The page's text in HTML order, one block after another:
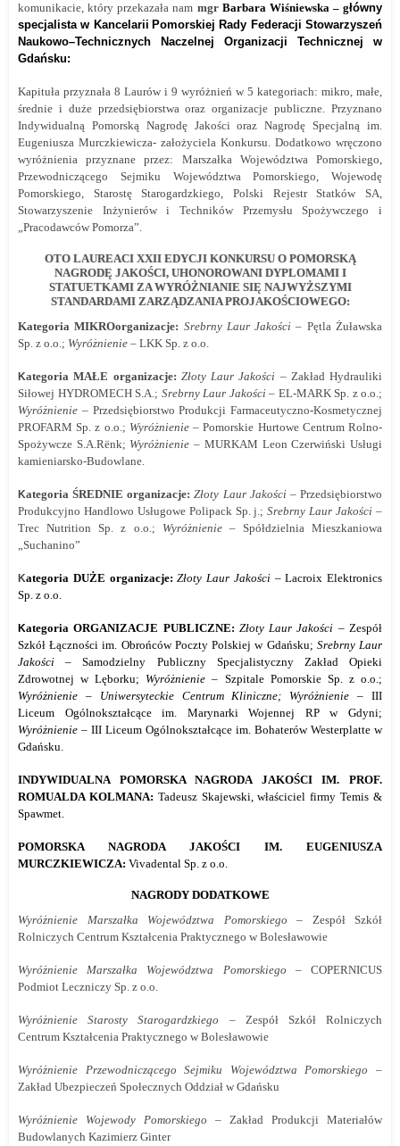
komunikacie, który przekazała nam mgr Barbara Wiśniewska – główny
specjalistaw Kancelarii Pomorskiej Rady Federacji Stowarzyszeń
Naukowo–Technicznych Naczelnej Organizacji Technicznej w
Gdańsku:
Kapituła przyznała 8 Laurów i 9 wyróżnień w 5 kategoriach: mikro, małe,
średnie i duże przedsiębiorstwa oraz organizacje publiczne. Przyznano
Indywidualną Pomorską Nagrodę Jakości oraz Nagrodę Specjalną im.
Eugeniusza Murczkiewicza- założyciela Konkursu. Dodatkowo wręczono
wyróżnienia przyznane przez: Marszałka Województwa Pomorskiego,
Przewodniczącego Sejmiku Województwa Pomorskiego, Wojewodę
Pomorskiego, Starostę Starogardzkiego, Polski Rejestr Statków SA,
Stowarzyszenie Inżynierów i Techników Przemysłu Spożywczego i
„Pracodawców Pomorza”.
OTO LAUREACIXXII EDYCJI KONKURSU O POMORSKĄ
NAGRODĘ JAKOŚCI, UHONOROWANI DYPLOMAMI I
STATUETKAMI ZAWYRÓŻNIANIE SIĘ NAJWYŻSZYMI
STANDARDAMI ZARZĄDZANIA PROJAKOŚCIOWEGO:
Kategoria MIKROorganizacje: Srebrny Laur Jakości– Pętla Żuławska
Sp. z o.o.; Wyróżnienie – LKK Sp. z o.o.
Kategoria MAŁE organizacje: Złoty Laur Jakości – Zakład Hydrauliki
Siłowej HYDROMECH S.A.; Srebrny Laur Jakości – EL-MARK Sp. z o.o.;
Wyróżnienie – Przedsiębiorstwo Produkcji Farmaceutyczno-Kosmetycznej
PROFARM Sp. z o.o.; Wyróżnienie– Pomorskie Hurtowe Centrum Rolno-
Spożywcze S.A.Rënk; Wyróżnienie – MURKAM Leon Czerwiński Usługi
kamieniarsko-Budowlane.
Kategoria ŚREDNIE organizacje:Złoty Laur Jakości – Przedsiębiorstwo
Produkcyjno Handlowo Usługowe Polipack Sp. j.;Srebrny Laur Jakości–
Trec Nutrition Sp. z o.o.; Wyróżnienie– Spółdzielnia Mieszkaniowa
„Suchanino”
Kategoria DUŻE organizacje:Złoty Laur Jakości – Lacroix Elektronics
Sp. z o.o.
Kategoria ORGANIZACJE PUBLICZNE: Złoty Laur Jakości –Zespół
Szkół Łączności im. Obrońców Poczty Polskiej w Gdańsku; Srebrny Laur
Jakości– Samodzielny Publiczny Specjalistyczny Zakład Opieki
Zdrowotnej w Lęborku; Wyróżnienie – Szpitale Pomorskie Sp. z o.o.;
Wyróżnienie – Uniwersyteckie Centrum Kliniczne; Wyróżnienie – III
Liceum Ogólnokształcące im. Marynarki Wojennej RP w Gdyni;
Wyróżnienie – III Liceum Ogólnokształcące im. Bohaterów Westerplatte w
Gdańsku.
INDYWIDUALNA POMORSKA NAGRODA JAKOŚCI IM. PROF.
ROMUALDA KOLMANA: Tadeusz Skajewski, właściciel firmy Temis &
Spawmet.
POMORSKA NAGRODA JAKOŚCI IM. EUGENIUSZA
MURCZKIEWICZA: Vivadental Sp. z o.o.
NAGRODY DODATKOWE
Wyróżnienie Marszałka Województwa Pomorskiego – Zespół Szkół
Rolniczych Centrum Kształcenia Praktycznego w Bolesławowie
Wyróżnienie Marszałka Województwa Pomorskiego – COPERNICUS
Podmiot Leczniczy Sp. z o.o.
Wyróżnienie Starosty Starogardzkiego – Zespół Szkół Rolniczych
Centrum Kształcenia Praktycznego w Bolesławowie
Wyróżnienie Przewodniczącego Sejmiku Województwa Pomorskiego –
Zakład Ubezpieczeń Społecznych Oddział w Gdańsku
Wyróżnienie Wojewody Pomorskiego – Zakład Produkcji Materiałów
Budowlanych Kazimierz Ginter